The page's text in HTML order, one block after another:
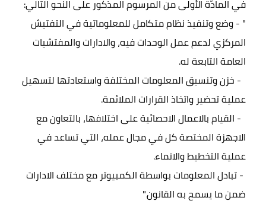
في المادّة الأولى من المرسوم المذكور على النحو التالي:
" - وضع وتنفيذ نظام متكامل للمعلوماتية في التفتيش
المركزي لدعم عمل الوحدات فيه، والادارات والمفتشيات
العامة التابعة له.
- خزن وتنسيق المعلومات المختلفة واستعادتها لتسهيل
عملية تحضير واتخاذ القرارات الملائمة.
- القيام بالاعمال الاحصائية على اختلافها، بالتعاون مع
الاجهزة المختصة كل في مجال عمله، التي تساعد في
عملية التخطيط والانماء.
- تبادل المعلومات بواسطة الكمبيوتر مع مختلف الادارات
ضمن ما يسمح به القانون."